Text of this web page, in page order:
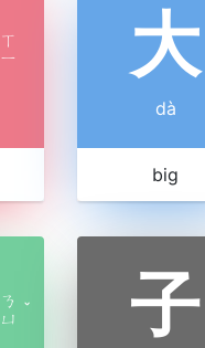
ㄒ
ㄧ
大
dà
big
ㄋ
ㄩ ˇ 子